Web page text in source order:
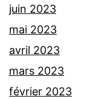
juin 2023
mai 2023
avril 2023
mars 2023
février 2023